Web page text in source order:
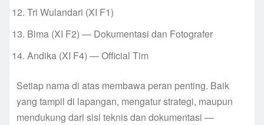
Tri Wulandari (XI F1)
Bima (XI F2) — Dokumentasi dan Fotografer
Andika (XI F4) — Official Tim
Setiap nama di atas membawa peran penting. Baik
yang tampil di lapangan, mengatur strategi, maupun
mendukung dari sisi teknis dan dokumentasi —